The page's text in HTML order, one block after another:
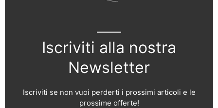
Iscriviti alla nostra
Newsletter
Iscriviti se non vuoi perderti i prossimi articoli e le
prossime offerte!